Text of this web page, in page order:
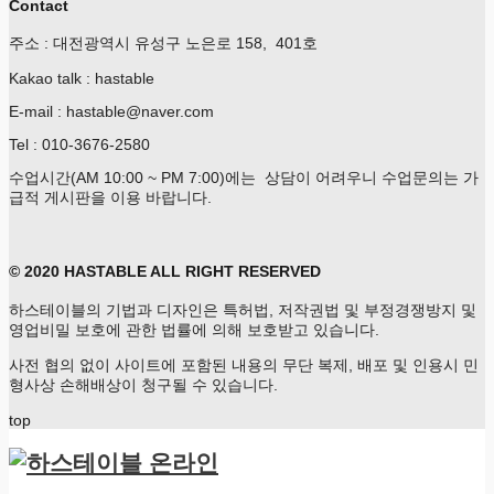
Contact
주소 : 대전광역시 유성구 노은로 158, 401호
Kakao talk : hastable
E-mail : hastable@naver.com
Tel : 010-3676-2580
수업시간(AM 10:00 ~ PM 7:00)에는 상담이 어려우니 수업문의는 가
급적 게시판을 이용 바랍니다.
© 2020 HASTABLE ALL RIGHT RESERVED
하스테이블의 기법과 디자인은 특허법, 저작권법 및 부정경쟁방지 및
영업비밀 보호에 관한 법률에 의해 보호받고 있습니다.
사전 협의 없이 사이트에 포함된 내용의 무단 복제, 배포 및 인용시 민
형사상 손해배상이 청구될 수 있습니다.
top